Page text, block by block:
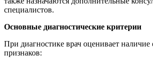
специалистов.
Основные диагностические критерии
При диагностике врач оценивает
признаков: